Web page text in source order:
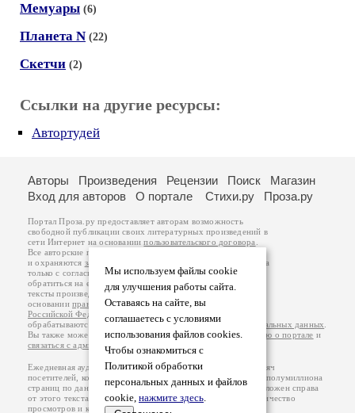
Мемуары (6)
Планета N (22)
Скетчи (2)
Ссылки на другие ресурсы:
Автортудей
Мы используем файлы cookie
для улучшения работы сайта.
Оставаясь на сайте, вы
соглашаетесь с условиями
использования файлов cookies.
Чтобы ознакомиться с
Политикой обработки
персональных данных и файлов
cookie, нажмите здесь.
Авторы Произведения Рецензии Поиск
Магазин
Вход для авторов
О портале Стихи.ру Проза.ру
Портал Проза.ру предоставляет авторам возможность
свободной публикации своих литературных произведений в
сети Интернет на основаниипользовательского договора
Все авторские права на произведения принадлежат авторам
и охраняются законом
. Перепечатка произведений возможна
только с согласия его автора, к которому вы можете
обратиться на его авторской странице. Ответственность за
тексты произведений авторы несут самостоятельно на
основанииправил публикацииизаконодательства
Российской Федерации
обрабатываются на основанииПолитики обработки персональных данных
Вы также можете посмотреть более подробнуюинформацию о портале и
связаться с администрацией
Ежедневная аудитория портала Проза.ру – порядка 100 тысяч
посетителей, которые в общей сумме просматривают более полумиллиона
страниц по данным счетчика посещаемости, который расположен справа
от этого текста. В каждой графе указано по две цифры: количество
просмотров и количество посетителей.